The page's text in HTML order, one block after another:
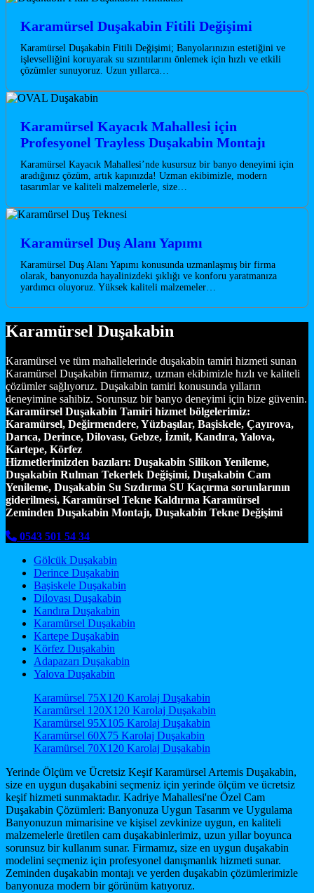
Karamürsel Duşakabin Fitili Değişimi
Karamürsel Duşakabin Fitili Değişimi; Banyolarınızın estetiğini ve
işlevselliğini koruyarak su sızıntılarını önlemek için hızlı ve etkili
çözümler sunuyoruz. Uzun yıllarca…
Karamürsel Kayacık Mahallesi için
Profesyonel Trayless Duşakabin Montajı
Karamürsel Kayacık Mahallesi’nde kusursuz bir banyo deneyimi için
aradığınız çözüm, artık kapınızda! Uzman ekibimizle, modern
tasarımlar ve kaliteli malzemelerle, size…
Karamürsel Duş Alanı Yapımı
Karamürsel Duş Alanı Yapımı konusunda uzmanlaşmış bir firma
olarak, banyonuzda hayalinizdeki şıklığı ve konforu yaratmanıza
yardımcı oluyoruz. Yüksek kaliteli malzemeler…
Karamürsel Duşakabin
Karamürsel ve tüm mahallelerinde duşakabin tamiri hizmeti sunan
Karamürsel Duşakabin firmamız, uzman ekibimizle hızlı ve kaliteli
çözümler sağlıyoruz. Duşakabin tamiri konusunda yılların
deneyimine sahibiz. Sorunsuz bir banyo deneyimi için bize güvenin.
Karamürsel Duşakabin Tamiri hizmet bölgelerimiz:
Karamürsel, Değirmendere, Yüzbaşılar, Başiskele, Çayırova,
Darıca, Derince, Dilovası, Gebze, İzmit, Kandıra, Yalova,
Kartepe, Körfez
Hizmetlerimizden bazıları: Duşakabin Silikon Yenileme,
Duşakabin Rulman Tekerlek Değişimi, Duşakabin Cam
Yenileme, Duşakabin Su Sızdırma SU Kaçırma sorunlarının
giderilmesi, Karamürsel Tekne Kaldırma Karamürsel
Zeminden Duşakabin Montajı, Duşakabin Tekne Değişimi
0543 501 54 34
Gölcük Duşakabin
Derince Duşakabin
Başiskele Duşakabin
Dilovası Duşakabin
Kandıra Duşakabin
Karamürsel Duşakabin
Kartepe Duşakabin
Körfez Duşakabin
Adapazarı Duşakabin
Yalova Duşakabin
Karamürsel 75X120 Karolaj Duşakabin
Karamürsel 120X120 Karolaj Duşakabin
Karamürsel 95X105 Karolaj Duşakabin
Karamürsel 60X75 Karolaj Duşakabin
Karamürsel 70X120 Karolaj Duşakabin
Yerinde Ölçüm ve Ücretsiz Keşif Karamürsel Artemis Duşakabin,
size en uygun duşakabini seçmeniz için yerinde ölçüm ve ücretsiz
keşif hizmeti sunmaktadır. Kadriye Mahallesi'ne Özel Cam
Duşakabin Çözümleri: Banyonuza Uygun Tasarım ve Uygulama
Banyonuzun mimarisine ve kişisel zevkinize uygun, en kaliteli
malzemelerle üretilen cam duşakabinlerimiz, uzun yıllar boyunca
sorunsuz bir kullanım sunar. Firmamız, size en uygun duşakabin
modelini seçmeniz için profesyonel danışmanlık hizmeti sunar.
Zeminden duşakabin montajı ve yerden duşakabin çözümlerimizle
banyonuza modern bir görünüm katıyoruz.